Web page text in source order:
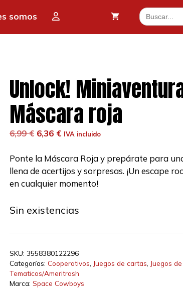
somos Buscar:
Unlock!
Máscara roja
6,99€ El
original
era:
6,99 €.
6,36 €El
actual
es:
6,36 €.
IVA incluido
Ponte la Máscara Roja y prepárate para
llena de acertijos y sorpresas. ¡Un escape
en cualquier momento!
Sin existencias
SKU: 3558380122296
Categorías: Cooperativos Juegos de cartas Juegos
Tematicos/Ameritrash
Marca: Space Cowboys